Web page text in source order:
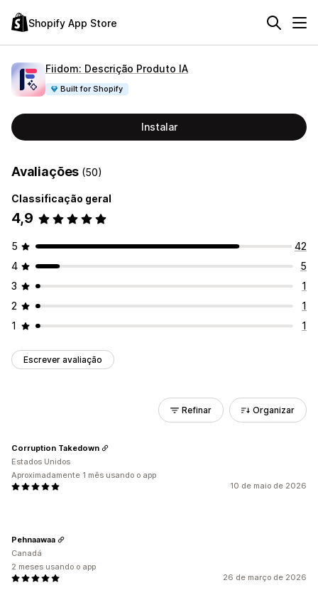
Shopify App Store
Fiidom: Descrição Produto IA
Built for Shopify
Instalar
Avaliações (50)
Classificação geral
4,9
5
42
4
5
3
1
2
1
1
1
Escrever avaliação
Refinar Organizar
10 de maio de 2026
Corruption Takedown
Estados Unidos
Aproximadamente 1 mês usando o app
26 de março de 2026
Pehnaawaa
Canadá
2 meses usando o app